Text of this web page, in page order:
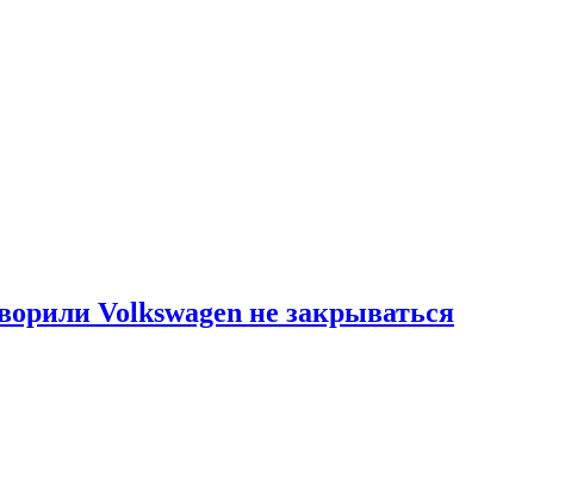
Volkswagen не закрываться